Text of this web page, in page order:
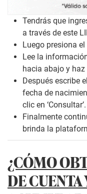
Tendrás que
a través de este
Luego presiona el
Lee la
hacia abajo y haz
Después escribe
fecha de
clic en ‘Consultar’.
Finalmente
brinda la
¿CÓMO
DE